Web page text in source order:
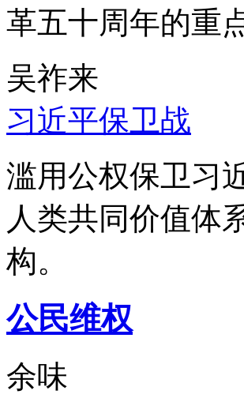
革五十周年的重
吴祚来
习近平保卫战
滥用公权保卫习
人类共同价值体
构。
公民维权
余味